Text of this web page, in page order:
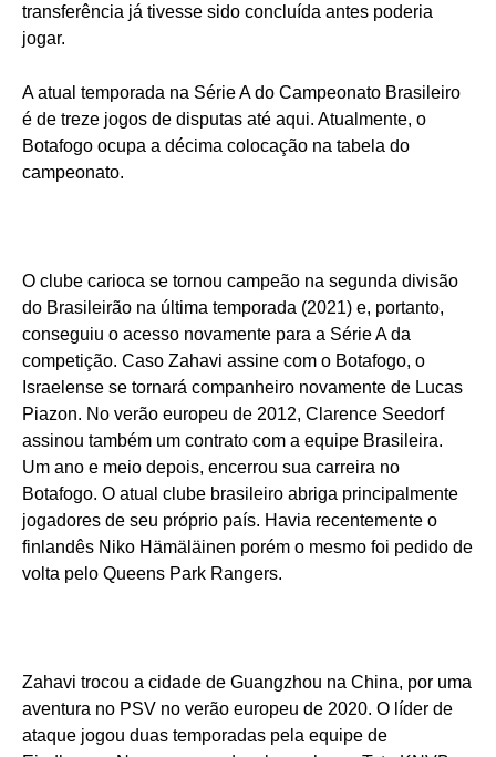
transferência já tivesse sido concluída antes poderia
jogar.
A atual temporada na Série A do Campeonato Brasileiro
é de treze jogos de disputas até aqui. Atualmente, o
Botafogo ocupa a décima colocação na tabela do
campeonato.
O clube carioca se tornou campeão na segunda divisão
do Brasileirão na última temporada (2021) e, portanto,
conseguiu o acesso novamente para a Série A da
competição. Caso Zahavi assine com o Botafogo, o
Israelense se tornará companheiro novamente de Lucas
Piazon. No verão europeu de 2012, Clarence Seedorf
assinou também um contrato com a equipe Brasileira.
Um ano e meio depois, encerrou sua carreira no
Botafogo. O atual clube brasileiro abriga principalmente
jogadores de seu próprio país. Havia recentemente o
finlandês Niko Hämäläinen porém o mesmo foi pedido de
volta pelo Queens Park Rangers.
Zahavi trocou a cidade de Guangzhou na China, por uma
aventura no PSV no verão europeu de 2020. O líder de
ataque jogou duas temporadas pela equipe de